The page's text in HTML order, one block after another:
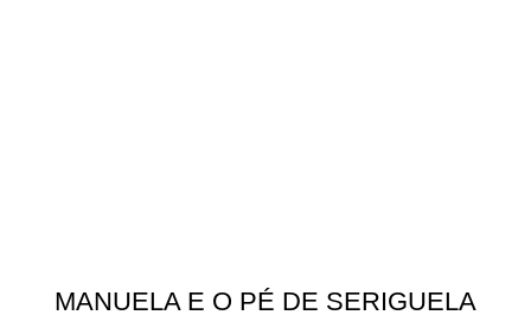
MANUELA E O PÉ DE SERIGUELA